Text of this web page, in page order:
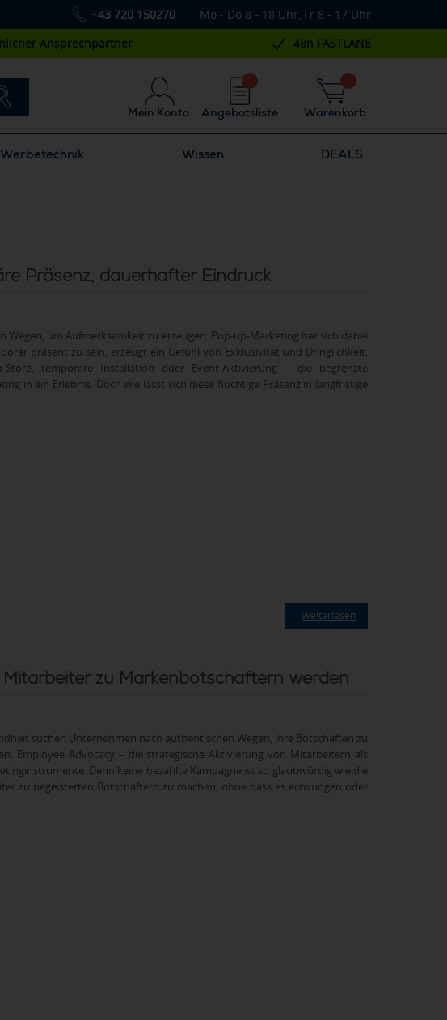
+43 720 150270 Mo - Do 8 - 18 Uhr, Fr 8 - 17 Uhr
Ansprechpartner 48h FASTLANE
Mein Konto Warenkorb
Angebotsliste
Werbetechnik Wissen DEALS
Präsenz, dauerhafter Eindruck
um Aufmerksamkeit zu erzeugen. Pop-up-Marketing hat sich dabei
präsent zu sein, erzeugt ein Gefühl von Exklusivität und Dringlichkeit,
temporäre Installation oder Event-Aktivierung – die begrenzte
in ein Erlebnis. Doch wie lässt sich diese flüchtige Präsenz in langfristige
Weiterlesen
zu Markenbotschaftern werden
suchen Unternehmen nach authentischen Wegen, ihre Botschaften zu
Employee Advocacy – die strategische Aktivierung von Mitarbeitern als
Denn keine bezahlte Kampagne ist so glaubwürdig wie die
zu begeisterten Botschaftern zu machen, ohne dass es erzwungen oder